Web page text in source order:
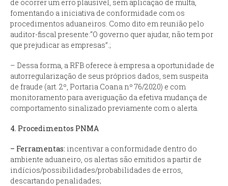
de ocorrer um erro plausível, sem aplicação de multa,
fomentando a iniciativa de conformidade com os
procedimentos aduaneiros. Como dito em reunião pelo
auditor-fiscal presente:“O governo quer ajudar, não tem por
que prejudicar as empresas” .;
– Dessa forma, a RFB oferece à empresa a oportunidade de
autorregularização de seus próprios dados, sem suspeita
de fraude (art. 2º, Portaria Coana nº 76/2020) e com
monitoramento para averiguação da efetiva mudança de
comportamento sinalizado previamente com o alerta.
4. Procedimentos PNMA
– Ferramentas: incentivar a conformidade dentro do
ambiente aduaneiro, os alertas são emitidos a partir de
indícios/possibilidades/probabilidades de erros,
descartando penalidades;